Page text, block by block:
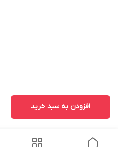
افزودن به سبد خرید